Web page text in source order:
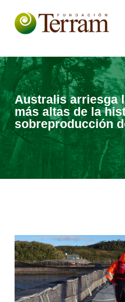
Australis arriesga
más altas de la
sobreproducción